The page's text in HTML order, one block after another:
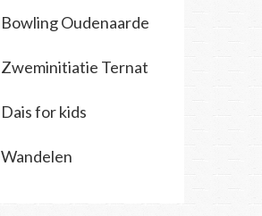
Bowling Oudenaarde
Zweminitiatie Ternat
Dais for kids
Wandelen